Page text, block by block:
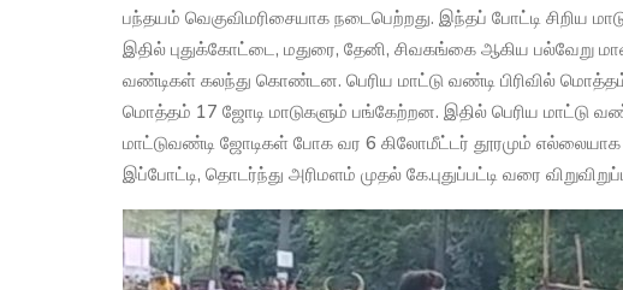
பந்தயம் வெகுவிமரிசையாக நடைபெற்றது. இந்தப் போட்டி சிறிய
இதில் புதுக்கோட்டை, மதுரை, தேனி, சிவகங்கை ஆகிய பல்வேறு
வண்டிகள் கலந்து கொண்டன. பெரிய மாட்டு வண்டி பிரிவில் மொத்தம்
மொத்தம் 17 ஜோடி மாடுகளும் பங்கேற்றன. இதில் பெரிய மாட்டு
மாட்டுவண்டி ஜோடிகள் போக வர 6 கிலோமீட்டர் தூரமும் எல்லையாக
இப்போட்டி, தொடர்ந்து அரிமளம் முதல் கே.புதுப்பட்டி வரை